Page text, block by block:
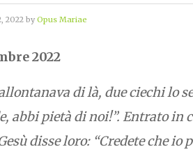
2022 by Opus Mariae
2022
di là, due ciechi lo
abbi pietà di noi!”. Entrato in
disse loro: “Credete che io